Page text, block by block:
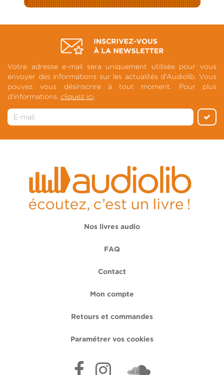
Votre adresse e-mail sera uniquement utilisée pour vous
envoyer des informations sur les actualités d'Audiolib. Vous
pouvez vous désinscrire à tout moment. Pour plus
d'informations, cliquez ici.
Nos livres audio
FAQ
Contact
Mon compte
Retours et commandes
Paramétrer vos cookies